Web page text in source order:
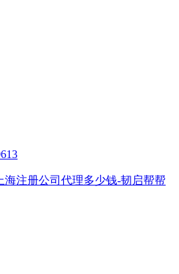
海注册公司代理多少钱-韧启帮帮